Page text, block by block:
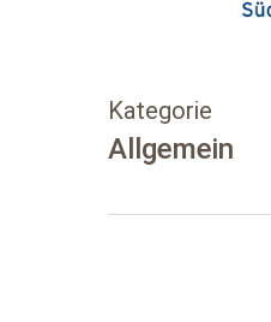
Kategorie
Allgemein